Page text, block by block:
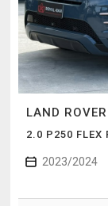
LAND ROVER
2.0 P250 FLEX
2023/2024